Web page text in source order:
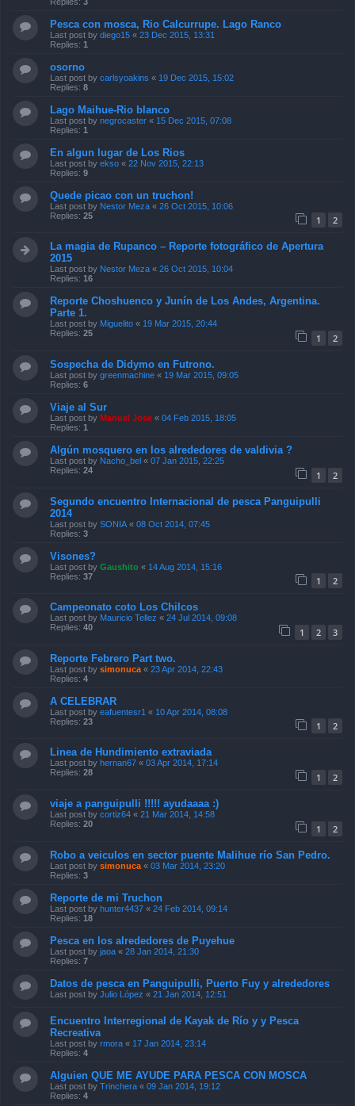
Pesca con mosca, Rio Calcurrupe. Lago Ranco
Last post by diego15 « 23 Dec 2015, 13:31
Replies: 1
osorno
Last post by carlsyoakins « 19 Dec 2015, 15:02
Replies: 8
Lago Maihue-Rio blanco
Last post by negrocaster « 15 Dec 2015, 07:08
Replies: 1
En algun lugar de Los Rios
Last post by ekso « 22 Nov 2015, 22:13
Replies: 9
Quede picao con un truchon!
Last post by Nestor Meza « 26 Oct 2015, 10:06
Replies: 25 1 2
La magia de Rupanco – Reporte fotográfico de Apertura
2015
Last post by Nestor Meza « 26 Oct 2015, 10:04
Replies: 16
Reporte Choshuenco y Junín de Los Andes, Argentina.
Parte 1.
Last post by Miguelito « 19 Mar 2015, 20:44
Replies: 25 1 2
Sospecha de Didymo en Futrono.
Last post by greenmachine « 19 Mar 2015, 09:05
Replies: 6
Viaje al Sur
Last post by Manuel Jose « 04 Feb 2015, 18:05
Replies: 1
Algún mosquero en los alrededores de valdivia ?
Last post by Nacho_bel « 07 Jan 2015, 22:25
Replies: 24 1 2
Segundo encuentro Internacional de pesca Panguipulli
2014
Last post by SONIA « 08 Oct 2014, 07:45
Replies: 3
Visones?
Last post by Gaushito « 14 Aug 2014, 15:16
Replies: 37 1 2
Campeonato coto Los Chilcos
Last post by Mauricio Tellez « 24 Jul 2014, 09:08
Replies: 40 1 2 3
Reporte Febrero Part two.
Last post by simonuca « 23 Apr 2014, 22:43
Replies: 4
A CELEBRAR
Last post by eafuentesr1 « 10 Apr 2014, 08:08
Replies: 23 1 2
Linea de Hundimiento extraviada
Last post by hernan67 « 03 Apr 2014, 17:14
Replies: 28 1 2
viaje a panguipulli !!!!! ayudaaaa :)
Last post by cortiz64 « 21 Mar 2014, 14:58
Replies: 20 1 2
Robo a veiculos en sector puente Malihue río San Pedro.
Last post by simonuca « 03 Mar 2014, 23:20
Replies: 3
Reporte de mi Truchon
Last post by hunter4437 « 24 Feb 2014, 09:14
Replies: 18
Pesca en los alrededores de Puyehue
Last post by jaoa « 28 Jan 2014, 21:30
Replies: 7
Datos de pesca en Panguipulli, Puerto Fuy y alrededores
Last post by Julio López « 21 Jan 2014, 12:51
Encuentro Interregional de Kayak de Río y y Pesca
Recreativa
Last post by rmora « 17 Jan 2014, 23:14
Replies: 4
Alguien QUE ME AYUDE PARA PESCA CON MOSCA
Last post by Trinchera « 09 Jan 2014, 19:12
Replies: 4